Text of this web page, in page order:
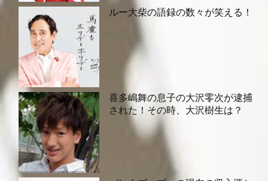
ルー大柴の語録の数々が笑える！
喜多嶋舞の息子の大沢零次が逮捕
された！その時、大沢樹生は？